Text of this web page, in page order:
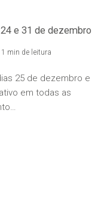
e 31 de dezembro
1 min de leitura
25 de dezembro e
em todas as